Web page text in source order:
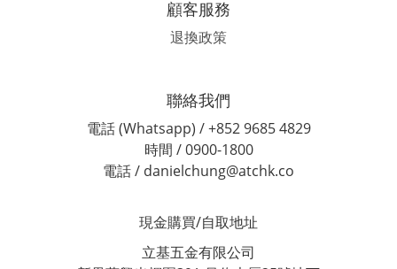
顧客服務
退換政策
聯絡我們
電話 (Whatsapp) / +852 9685 4829
時間 / 0900-1800
電話 / danielchung@atchk.co
現金購買/自取地址
立基五金有限公司